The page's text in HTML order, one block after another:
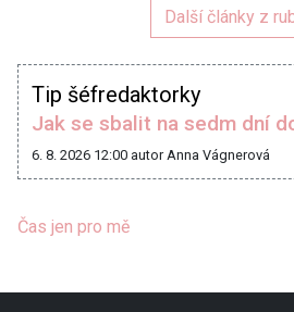
Další články z
Tip šéfredaktorky
Jak se sbalit na sedm dní
6. 8. 2026 12:00 autor Anna Vágnerová
Čas jen pro mě